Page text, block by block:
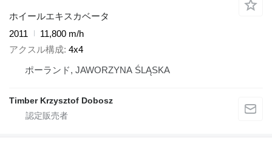
ホイールエキスカベータ
2011
11,800 m/h
アクスル構成 4x4
ポーランド, JAWORZYNA ŚLĄSKA
Timber Krzysztof Dobosz